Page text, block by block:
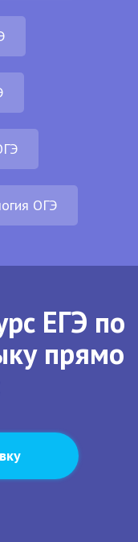
ОГЭ
ЕГЭ по
прямо